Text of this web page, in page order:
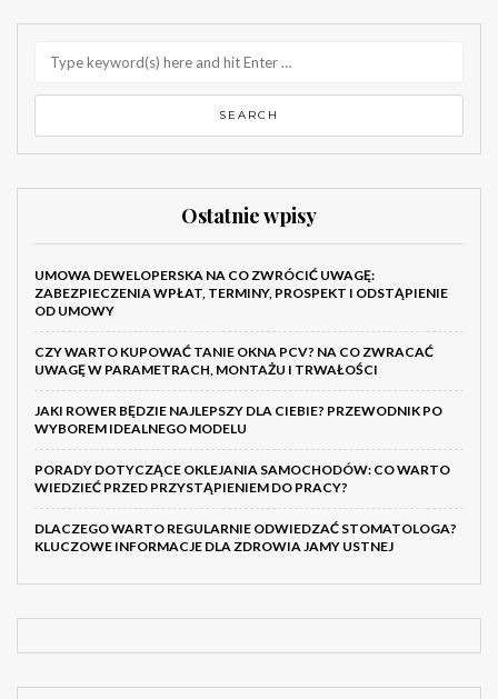
Ostatnie wpisy
UMOWA DEWELOPERSKA NA CO ZWRÓCIĆ UWAGĘ:
ZABEZPIECZENIA WPŁAT, TERMINY, PROSPEKT I ODSTĄPIENIE
OD UMOWY
CZY WARTO KUPOWAĆ TANIE OKNA PCV? NA CO ZWRACAĆ
UWAGĘ W PARAMETRACH, MONTAŻU I TRWAŁOŚCI
JAKI ROWER BĘDZIE NAJLEPSZY DLA CIEBIE? PRZEWODNIK PO
WYBOREM IDEALNEGO MODELU
PORADY DOTYCZĄCE OKLEJANIA SAMOCHODÓW: CO WARTO
WIEDZIEĆ PRZED PRZYSTĄPIENIEM DO PRACY?
DLACZEGO WARTO REGULARNIE ODWIEDZAĆ STOMATOLOGA?
KLUCZOWE INFORMACJE DLA ZDROWIA JAMY USTNEJ